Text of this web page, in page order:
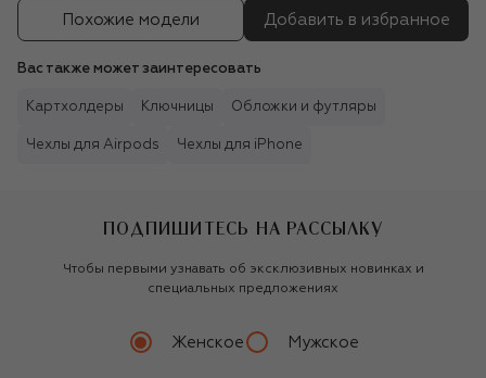
Похожие модели Добавить в избранное
Вас также может заинтересовать
Картхолдеры Ключницы Обложки и футляры
Чехлы для Airpods Чехлы для iPhone
ПОДПИШИТЕСЬ НА РАССЫЛКУ
Чтобы первыми узнавать об эксклюзивных новинках и
специальных предложениях
Женское Мужское